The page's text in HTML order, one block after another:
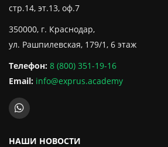
стр.14, эт.13, оф.7
350000, г. Краснодар,
ул. Рашпилевская, 179/1, 6 этаж
Телефон: 8 (800) 351-19-16
Email: info@exprus.academy
НАШИ НОВОСТИ